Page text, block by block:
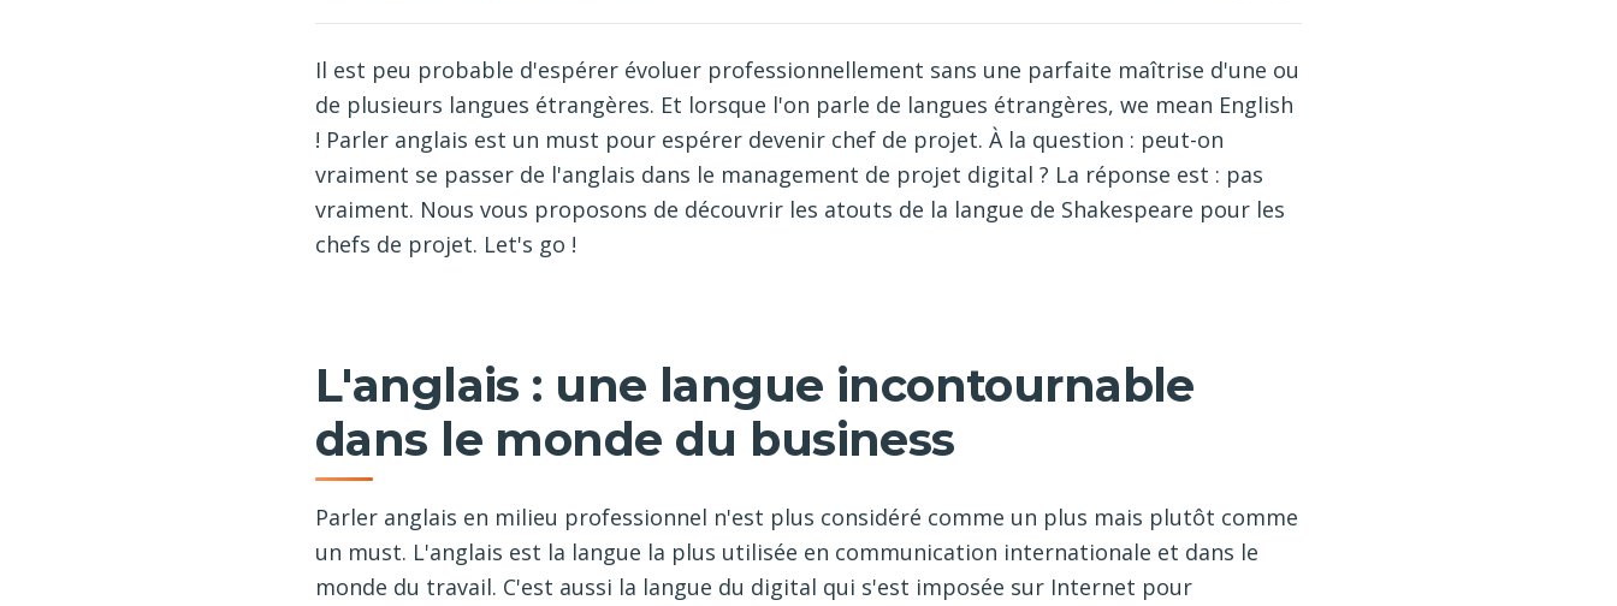
Il est peu probable d'espérer évoluer professionnellement sans une parfaite maîtrise d'une ou
de plusieurs langues étrangères. Et lorsque l'on parle de langues étrangères, we mean English
! Parler anglais est un must pour espérer devenir chef de projet. À la question : peut-on
vraiment se passer de l'anglais dans le management de projet digital ? La réponse est : pas
vraiment. Nous vous proposons de découvrir les atouts de la langue de Shakespeare pour les
chefs de projet. Let's go !
L'anglais : une langue incontournable
dans le monde du business
Parler anglais en milieu professionnel n'est plus considéré comme un plus mais plutôt comme
un must. L'anglais est la langue la plus utilisée en communication internationale et dans le
monde du travail. C'est aussi la langue du digital qui s'est imposée sur Internet pour